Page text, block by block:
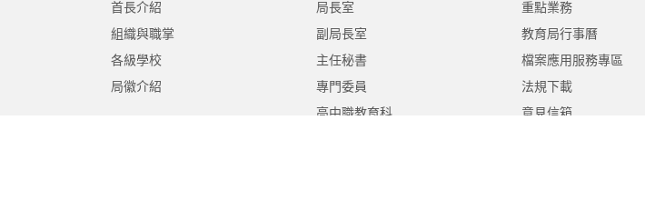
首長介紹
組織與職掌
各級學校
局徽介紹
局長室
副局長室
主任秘書
專門委員
高中職教育科
重點業務
教育局行事曆
檔案應用服務專區
法規下載
意見信箱